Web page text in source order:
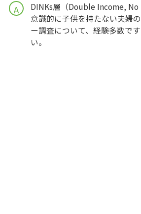
A
DINKs層（Double Income,
意識的に子供を持たない夫婦
ー調査について、経験多数で
い。